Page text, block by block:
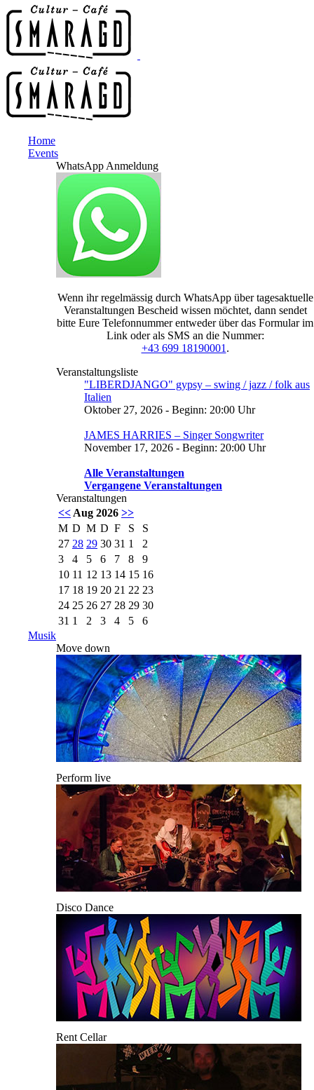
Home
Events
WhatsApp Anmeldung
Wenn ihr regelmässig durch WhatsApp über tagesaktuelle
Veranstaltungen Bescheid wissen möchtet, dann sendet
bitte Eure Telefonnummer entweder über das Formular im
Link oder als SMS an die Nummer:
+43 699 18190001 .
Veranstaltungsliste
"LIBERDJANGO" gypsy – swing / jazz / folk aus
Italien
Oktober 27, 2026 - Beginn: 20:00 Uhr
JAMES HARRIES – Singer Songwriter
November 17, 2026 - Beginn: 20:00 Uhr
Alle Veranstaltungen
Vergangene Veranstaltungen
Veranstaltungen
<< Aug 2026 >>
M D M D F S
S
27 28 29 30 31 1
2
3
4 5 6 7 8
9
10 11 12 13 14 15 16
17 18 19 20 21 22 23
24 25 26 27 28 29 30
31 1 2 3 4 5
6
Musik
Move down
Perform live
Disco Dance
Rent Cellar